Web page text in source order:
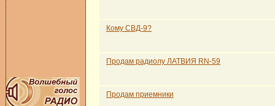
Кому СВД-9?
Продам радиолу ЛАТВИЯ RN-59
Продам приемники